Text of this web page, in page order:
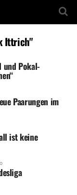
Ittrich"
und Pokal-
Paarungen im
ist keine